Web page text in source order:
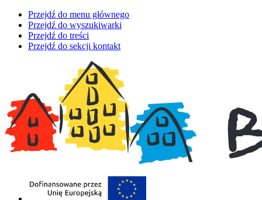
Przejdź do menu głównego
Przejdź do wyszukiwarki
Przejdź do treści
Przejdź do sekcji kontakt